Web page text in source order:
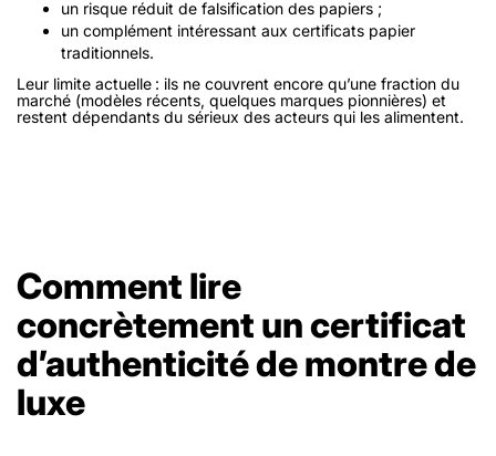
un risque réduit de falsification des papiers ;
un complément intéressant aux certificats papier
traditionnels.
Leur limite actuelle : ils ne couvrent encore qu’une fraction du
marché (modèles récents, quelques marques pionnières) et
restent dépendants du sérieux des acteurs qui les alimentent.
Comment lire
concrètement un certificat
d’authenticité de montre de
luxe